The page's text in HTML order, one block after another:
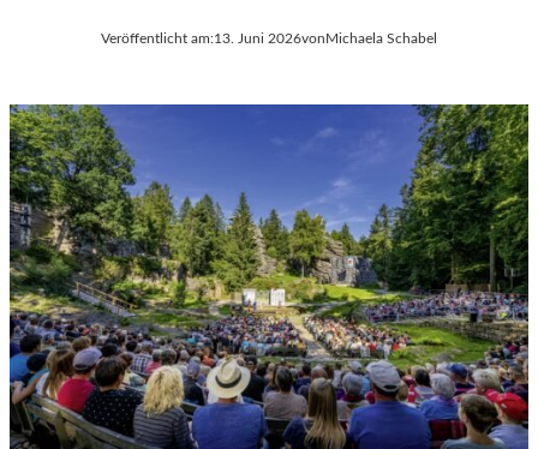
Veröffentlicht am:13. Juni 2026von Michaela Schabel